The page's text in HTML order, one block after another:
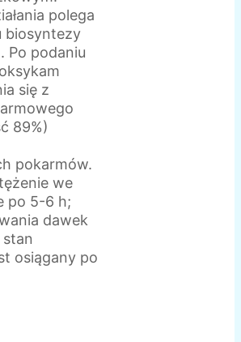
polega
biosyntezy
Po podaniu
się z
89%)
pokarmów.
we
po 5-6 h;
dawek
osiągany po